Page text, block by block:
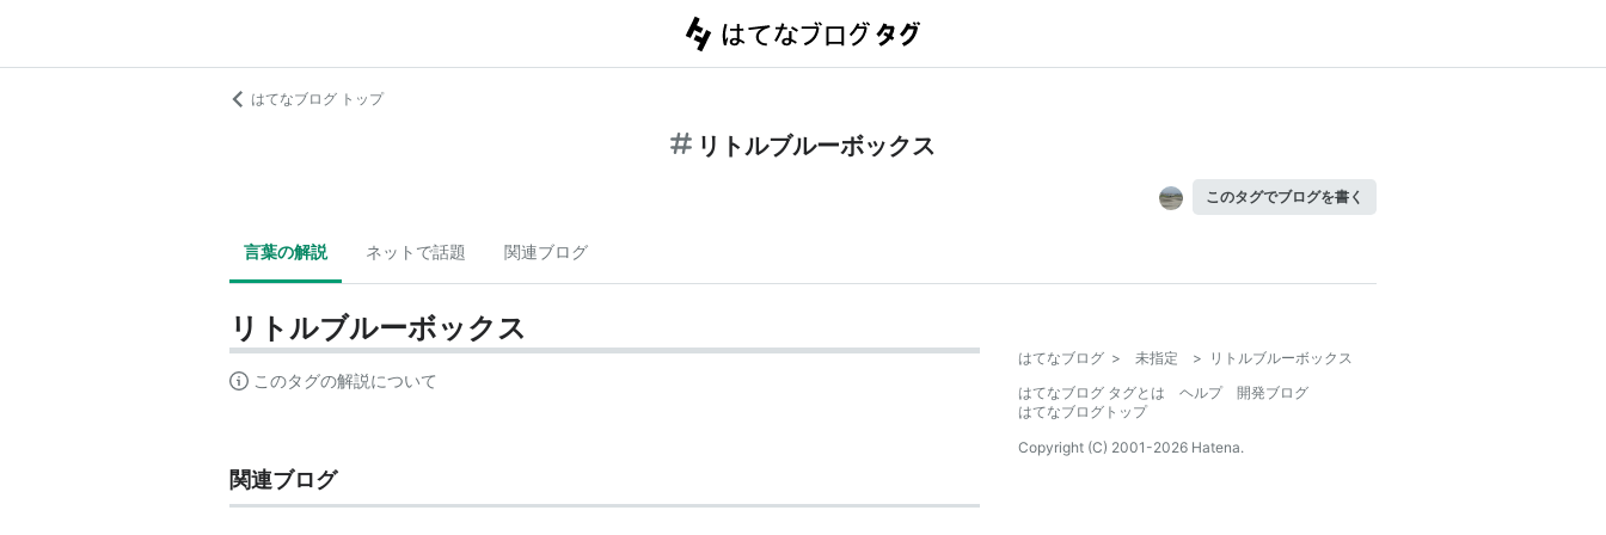
はてなブログ トップ
リトルブルーボックス
このタグでブログを書く
言葉の解説 ネットで話題 関連ブログ
リトルブルーボックス
このタグの解説について
関連ブログ
はてなブログ > 未指定 >
リトルブルーボックス
はてなブログ タグとは
ヘルプ
開発ブログ
はてなブログトップ
Copyright (C) 2001-2026 Hatena.